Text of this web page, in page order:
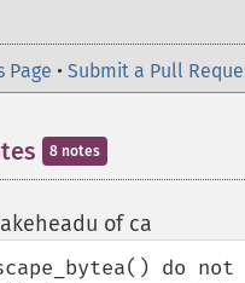
Page • Submit a Pull
8 notes
of ca
do